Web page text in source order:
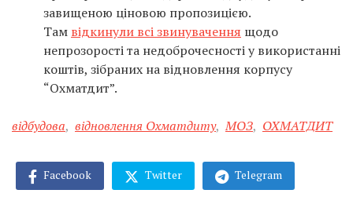
завищеною ціновою пропозицією.
Там відкинули всі звинувачення щодо
непрозорості та недоброчесності у використанні
коштів, зібраних на відновлення корпусу
“Охматдит”.
відбудова, відновлення Охматдиту, МОЗ, ОХМАТДИТ
Facebook Twitter Telegram